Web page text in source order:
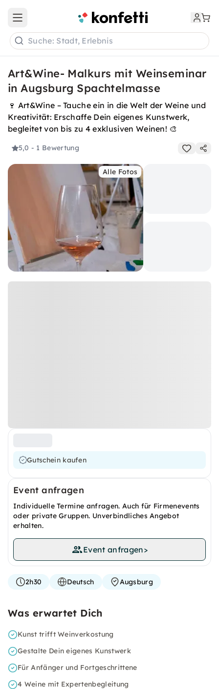
Open main menu
Suche: Stadt, Erlebnis
Art&Wine- Malkurs mit Weinseminar
in Augsburg Spachtelmasse
🍷 Art&Wine – Tauche ein in die Welt der Weine und
Kreativität: Erschaffe Dein eigenes Kunstwerk,
begleitet von bis zu 4 exklusiven Weinen! 🎨
5,0 - 1 Bewertung
Alle Fotos
Gutschein kaufen
Event anfragen
Individuelle Termine anfragen. Auch für Firmenevents
oder private Gruppen. Unverbindliches Angebot
erhalten.
Event anfragen>
2h30 Deutsch Augsburg
Was erwartet Dich
Kunst trifft Weinverkostung
Gestalte Dein eigenes Kunstwerk
Für Anfänger und Fortgeschrittene
4 Weine mit Expertenbegleitung